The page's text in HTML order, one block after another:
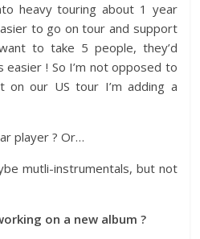
heavy touring about 1 year
to go on tour and support
to take 5 people, they’d
! So I’m not opposed to
on our US tour I’m adding a
player ? Or…
mutli-instrumentals, but not
on a new album ?